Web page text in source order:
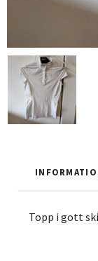
Topp i gott